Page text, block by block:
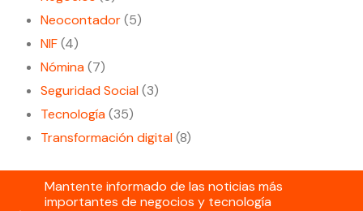
Neocontador(5)
NIF(4)
Nómina(7)
Seguridad Social(3)
Tecnología(35)
Transformación digital(8)
Mantente informado de las noticias más
importantes de negocios y tecnología